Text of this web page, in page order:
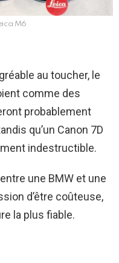
M6
au toucher, le
comme des
probablement
qu’un Canon 7D
indestructible.
une BMW et une
d’être coûteuse,
la plus fiable.